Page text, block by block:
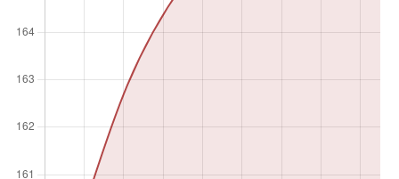
Nombre absolu